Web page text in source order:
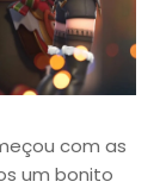
com as
um bonito